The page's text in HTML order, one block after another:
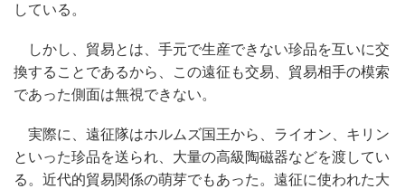
している。
しかし、貿易とは、手元で生産できない珍品を互いに交
換することであるから、この遠征も交易、貿易相手の模索
であった側面は無視できない。
実際に、遠征隊はホルムズ国王から、ライオン、キリン
といった珍品を送られ、大量の高級陶磁器などを渡してい
る。近代的貿易関係の萌芽でもあった。遠征に使われた大